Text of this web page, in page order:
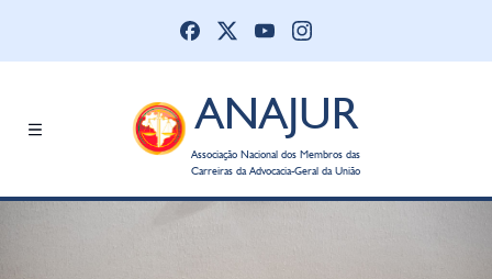
ANAJUR
Associação Nacional dos Membros das
Carreiras da Advocacia-Geral da União